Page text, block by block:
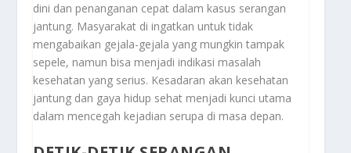
dini dan penanganan cepat dalam kasus serangan
jantung. Masyarakat di ingatkan untuk tidak
mengabaikan gejala-gejala yang mungkin tampak
sepele, namun bisa menjadi indikasi masalah
kesehatan yang serius. Kesadaran akan kesehatan
jantung dan gaya hidup sehat menjadi kunci utama
dalam mencegah kejadian serupa di masa depan.